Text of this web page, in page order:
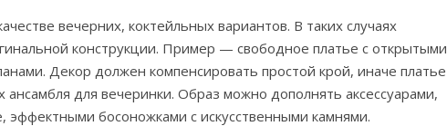
вечерних, коктейльных вариантов. В таких случаях
конструкции. Пример — свободное платье с открытыми
Декор должен компенсировать простой крой, иначе платье
для вечеринки. Образ можно дополнять аксессуарами,
босоножками с искусственными камнями.